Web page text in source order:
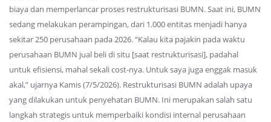
biaya dan memperlancar proses restrukturisasi BUMN. Saat ini, BUMN
sedang melakukan perampingan, dari 1.000 entitas menjadi hanya
sekitar 250 perusahaan pada 2026. “Kalau kita pajakin pada waktu
perusahaan BUMN jual beli di situ [saat restrukturisasi], padahal
untuk efisiensi, mahal sekali cost-nya. Untuk saya juga enggak masuk
akal,” ujarnya Kamis (7/5/2026). Restrukturisasi BUMN adalah upaya
yang dilakukan untuk penyehatan BUMN. Ini merupakan salah satu
langkah strategis untuk memperbaiki kondisi internal perusahaan